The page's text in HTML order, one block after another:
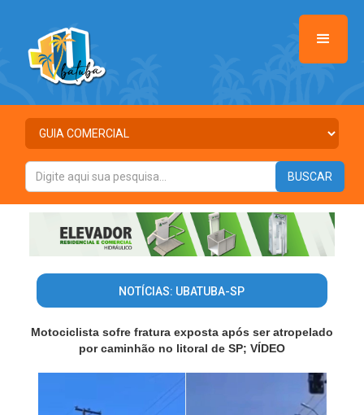
NOTÍCIAS: UBATUBA-SP
Motociclista sofre fratura exposta após ser atropelado
por caminhão no litoral de SP; VÍDEO